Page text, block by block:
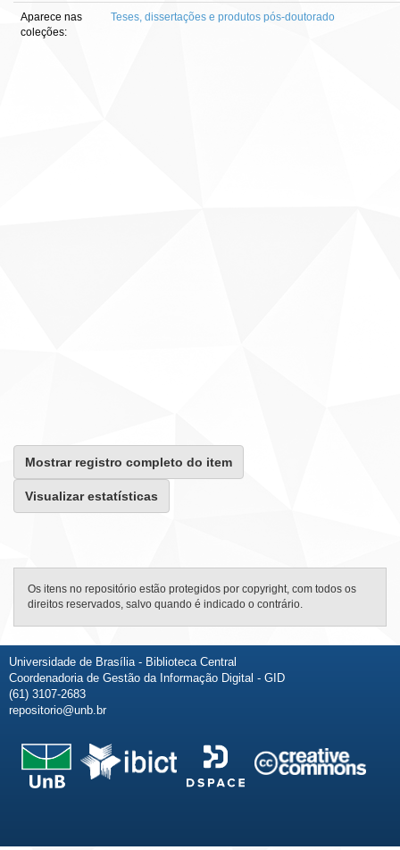
Aparece nas
coleções:
Teses, dissertações e produtos pós-doutorado
Mostrar registro completo do item
Visualizar estatísticas
Os itens no repositório estão protegidos por copyright, com todos os
direitos reservados, salvo quando é indicado o contrário.
Universidade de Brasília - Biblioteca Central
Coordenadoria de Gestão da Informação Digital - GID
(61) 3107-2683
repositorio@unb.br